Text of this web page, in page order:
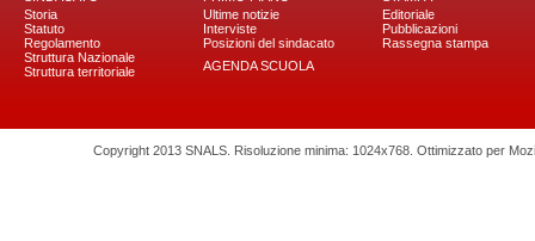
Storia
Statuto
Regolamento
Struttura Nazionale
Struttura territoriale
Ultime notizie
Interviste
Posizioni del sindacato
AGENDA SCUOLA
Editoriale
Pubblicazioni
Rassegna stampa
Copyright 2013 SNALS. Risoluzione minima: 1024x768. Ottimizzato per